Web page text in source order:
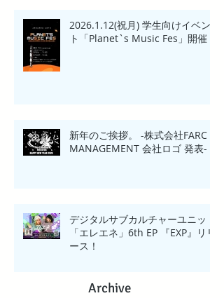
2026.1.12(祝月) 学生向けイベン
ト「Planet`s Music Fes」開催
新年のご挨拶。 -株式会社FARC
MANAGEMENT 会社ロゴ 発表-
デジタルサブカルチャーユニット
「エレエネ」6th EP 『EXP』リリ
ース！
Archive